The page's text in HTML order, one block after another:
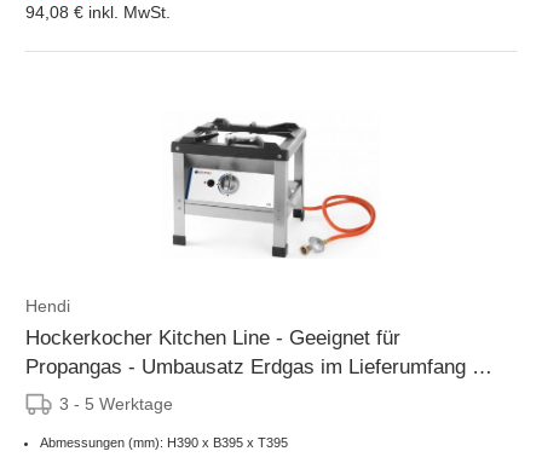
94,08 € inkl. MwSt.
Hendi
Hockerkocher Kitchen Line - Geeignet für
Propangas - Umbausatz Erdgas im Lieferumfang -
6kW3 - 5 Werktage
Abmessungen (mm): H390 x B395 x T395